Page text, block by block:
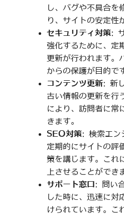
し、バグや不具合を
り、サイトの安定性
セキュリティ対策:
強化するために、定
更新が行われます。
からの保護が目的で
コンテンツ更新: 新
古い情報の更新を行
により、訪問者に常
きます。
SEO対策: 検索エン
定期的にサイトの評
策を講じます。これ
上させることができ
サポート窓口 : 問い
した時に、迅速に対
けられています。こ